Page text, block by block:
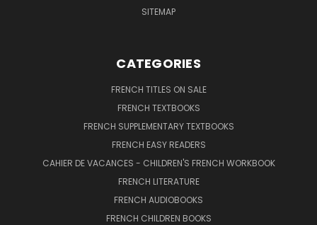
SITEMAP
CATEGORIES
FRENCH TITLES ON SALE
FRENCH TEXTBOOKS
FRENCH SUPPLEMENTARY TEXTBOOKS
FRENCH EASY READERS
CAHIER DE VACANCES - CHILDREN'S FRENCH WORKBOOK
FRENCH LITERATURE
FRENCH AUDIOBOOKS
FRENCH CHILDREN BOOKS